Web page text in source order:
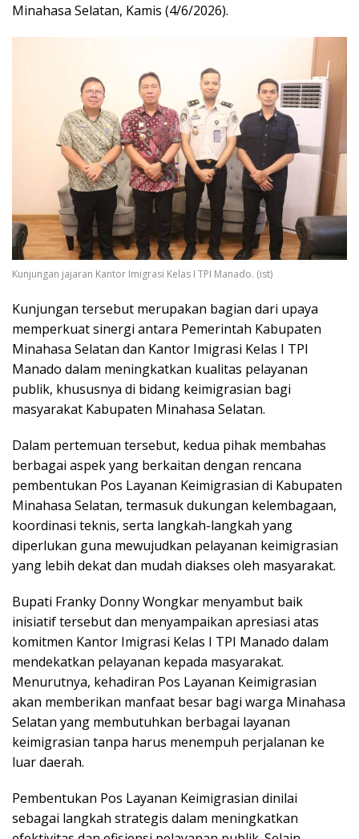
Minahasa Selatan, Kamis (4/6/2026).
Kunjungan jajaran Kantor Imigrasi Kelas I TPI Manado. (ist)
Kunjungan tersebut merupakan bagian dari upaya
memperkuat sinergi antara Pemerintah Kabupaten
Minahasa Selatan dan Kantor Imigrasi Kelas I TPI
Manado dalam meningkatkan kualitas pelayanan
publik, khususnya di bidang keimigrasian bagi
masyarakat Kabupaten Minahasa Selatan.
Dalam pertemuan tersebut, kedua pihak membahas
berbagai aspek yang berkaitan dengan rencana
pembentukan Pos Layanan Keimigrasian di Kabupaten
Minahasa Selatan, termasuk dukungan kelembagaan,
koordinasi teknis, serta langkah-langkah yang
diperlukan guna mewujudkan pelayanan keimigrasian
yang lebih dekat dan mudah diakses oleh masyarakat.
Bupati Franky Donny Wongkar menyambut baik
inisiatif tersebut dan menyampaikan apresiasi atas
komitmen Kantor Imigrasi Kelas I TPI Manado dalam
mendekatkan pelayanan kepada masyarakat.
Menurutnya, kehadiran Pos Layanan Keimigrasian
akan memberikan manfaat besar bagi warga Minahasa
Selatan yang membutuhkan berbagai layanan
keimigrasian tanpa harus menempuh perjalanan ke
luar daerah.
Pembentukan Pos Layanan Keimigrasian dinilai
sebagai langkah strategis dalam meningkatkan